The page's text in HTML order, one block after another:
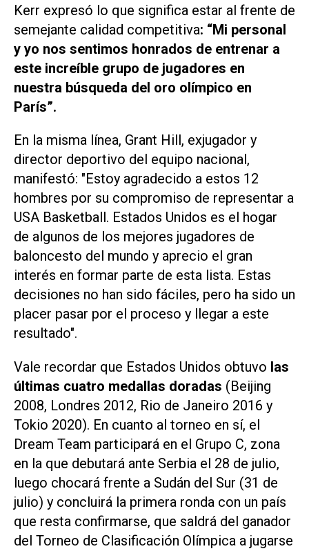
Kerr expresó lo que significa estar al frente de
semejante calidad competitiva: “Mi personal
y yo nos sentimos honrados de entrenar a
este increíble grupo de jugadores en
nuestra búsqueda del oro olímpico en
París”.
En la misma línea, Grant Hill, exjugador y
director deportivo del equipo nacional,
manifestó: "Estoy agradecido a estos 12
hombres por su compromiso de representar a
USA Basketball. Estados Unidos es el hogar
de algunos de los mejores jugadores de
baloncesto del mundo y aprecio el gran
interés en formar parte de esta lista. Estas
decisiones no han sido fáciles, pero ha sido un
placer pasar por el proceso y llegar a este
resultado".
Vale recordar que Estados Unidos obtuvo las
últimas cuatro medallas doradas (Beijing
2008, Londres 2012, Rio de Janeiro 2016 y
Tokio 2020). En cuanto al torneo en sí, el
Dream Team participará en el Grupo C, zona
en la que debutará ante Serbia el 28 de julio,
luego chocará frente a Sudán del Sur (31 de
julio) y concluirá la primera ronda con un país
que resta confirmarse, que saldrá del ganador
del Torneo de Clasificación Olímpica a jugarse